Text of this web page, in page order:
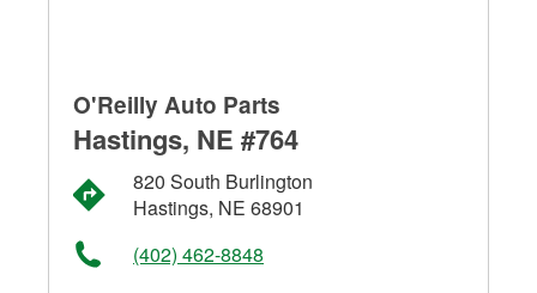
O'Reilly Auto Parts
Hastings, NE #764
820 South Burlington
Hastings, NE 68901
(402) 462-8848